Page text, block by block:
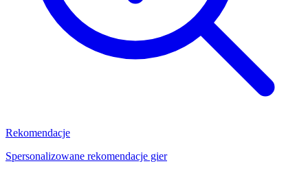
Rekomendacje
Spersonalizowane rekomendacje gier